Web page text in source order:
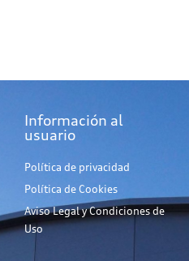
Información al
usuario
Política de privacidad
Política de Cookies
Aviso Legal y Condiciones de
Uso